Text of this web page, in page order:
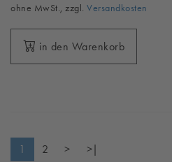
ohne MwSt., zzgl. Versandkosten
in den Warenkorb
1 2 > >|